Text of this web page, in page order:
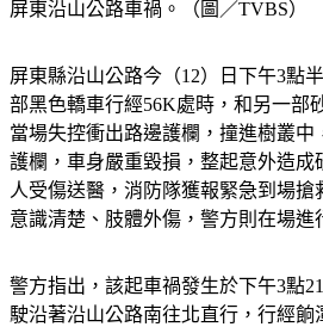
屏東沿山公路車禍。（圖／TVBS）
屏東縣沿山公路今（12）日下午3點
部黑色轎車行經56K處時，和另一部
當場失控衝出路邊護欄，撞進樹叢中
護欄，車身嚴重毀損，整起意外造成
人受傷送醫，消防隊獲報緊急到場搶
意識清楚、肢體外傷，警方則在場進
警方指出，該起車禍發生於下午3點
駛沿著沿山公路南往北直行，行經餉